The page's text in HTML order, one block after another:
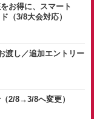
お得に、スマート
（3/8大会対応）
渡し／追加エントリー
2/8→3/8へ変更）